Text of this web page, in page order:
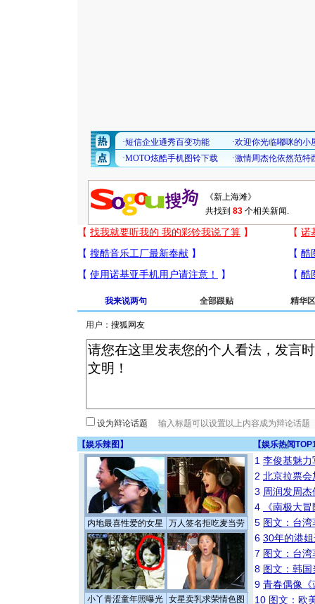
共找到 83 个相关新闻.
我来说两句 全部跟贴 精华区
用户：
设为辩论话题
【娱乐辣图 】 【娱乐热闻
内地最喜性爱的女星 万人签名拒吃麦当劳
小丫青涩童年照曝光 女星卖乳求荣情色图
1 李俊基魅力
2 北京拉票
3 周润发周
4
《南极大
5 图文：台
6 30年的港
7 图文：台
8 图文：韩
9 青春偶像《
10 图文：欧